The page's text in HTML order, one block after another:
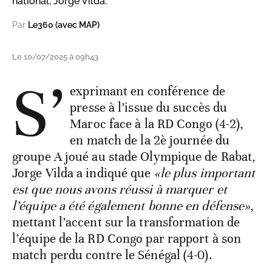
Par Le360 (avec MAP)
Le 10/07/2025 à 09h43
S’ exprimant en conférence de
presse à l’issue du succès du
Maroc face à la RD Congo (4-2),
en match de la 2è journée du
groupe A joué au stade Olympique de Rabat,
Jorge Vilda a indiqué que «le plus important
est que nous avons réussi à marquer et
l’équipe a été également bonne en défense»,
mettant l’accent sur la transformation de
l’équipe de la RD Congo par rapport à son
match perdu contre le Sénégal (4-0).